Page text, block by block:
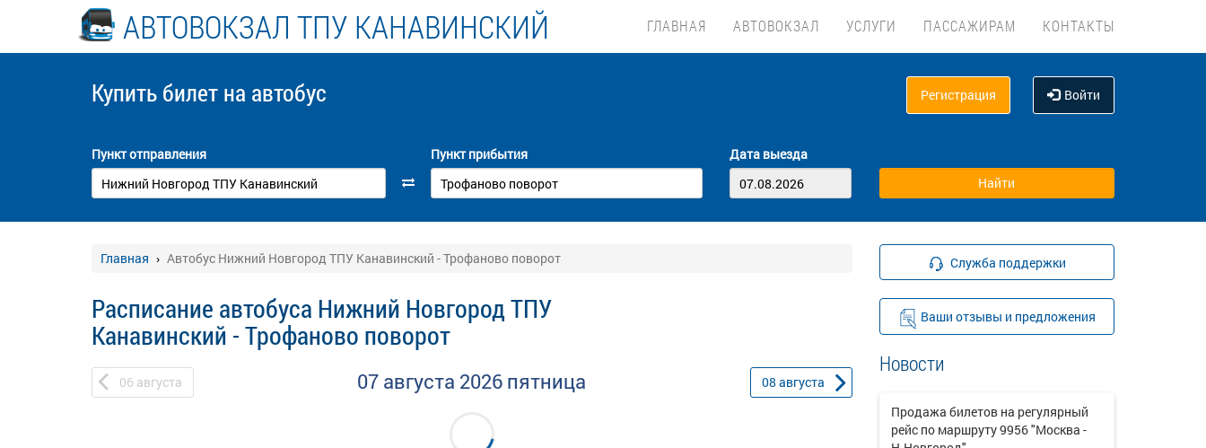
АВТОВОКЗАЛ ТПУ КАНАВИНСКИЙ ГЛАВНАЯ АВТОВОКЗАЛ УСЛУГИ ПАССАЖИРАМ КОНТАКТЫ
Купить билет на автобус Регистрация Войти
Пункт отправления Пункт прибытия Дата выезда
Главная Автобус Нижний Новгород ТПУ Канавинский - Трофаново поворот
Расписание автобуса Нижний Новгород ТПУ
Канавинский - Трофаново поворот
06 августа 07 августа 2026 пятница 08 августа
Служба поддержки
Ваши отзывы и предложения
Новости
Продажа билетов на регулярный
рейс по маршруту 9956 "Москва -